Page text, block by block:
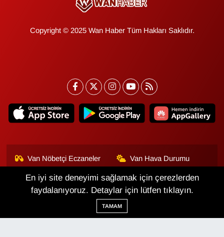
Copyright © 2025 Wan Haber Tüm Hakları Saklıdır.
Van Nöbetçi Eczaneler Van Hava Durumu
Van Namaz Vakitleri
Van Trafik Yoğunluk
Haritası
Puan Durumu ve Fikstür
En iyi site deneyimi sağlamak için çerezlerden
faydalanıyoruz. Detaylar için lütfen tıklayın.
TAMAM